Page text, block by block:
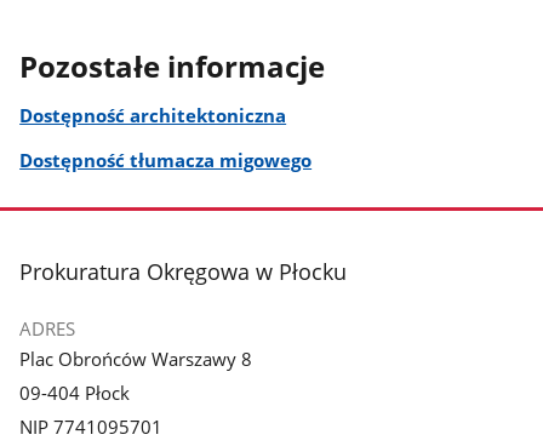
Pozostałe informacje
Dostępność architektoniczna
Dostępność tłumacza migowego
stopka
Prokuratura Okręgowa w Płocku
ADRES
Plac Obrońców Warszawy 8
09-404 Płock
NIP 7741095701